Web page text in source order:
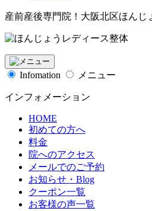
産前産後専門院！大阪北区ほんじ
Infomation メニュー
インフォメーション
HOME
初めての方へ
料金
院へのアクセス
メールでのご予約
お知らせ・Blog
クーポン一覧
お客様の声一覧